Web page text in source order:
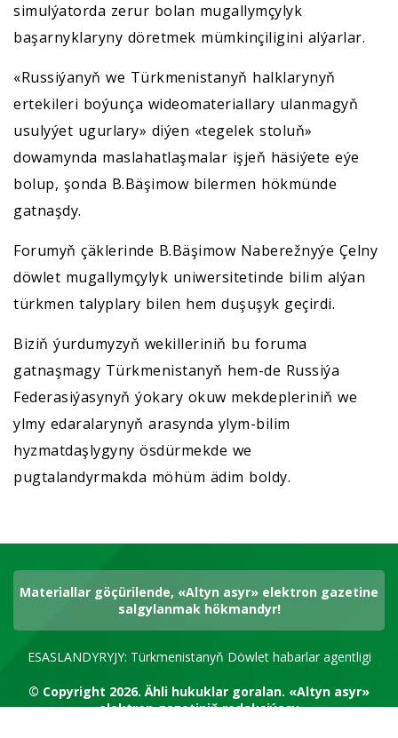
simulýatorda zerur bolan mugallymçylyk
başarnyklaryny döretmek mümkinçiligini alýarlar.
«Russiýanyň we Türkmenistanyň halklarynyň
ertekileri boýunça wideomateriallary ulanmagyň
usulyýet ugurlary» diýen «tegelek stoluň»
dowamynda maslahatlaşmalar işjeň häsiýete eýe
bolup, şonda B.Bäşimow bilermen hökmünde
gatnaşdy.
Forumyň çäklerinde B.Bäşimow Naberežnyýe Çelny
döwlet mugallymçylyk uniwersitetinde bilim alýan
türkmen talyplary bilen hem duşuşyk geçirdi.
Biziň ýurdumyzyň wekilleriniň bu foruma
gatnaşmagy Türkmenistanyň hem-de Russiýa
Federasiýasynyň ýokary okuw mekdepleriniň we
ylmy edaralarynyň arasynda ylym-bilim
hyzmatdaşlygyny ösdürmekde we
pugtalandyrmakda möhüm ädim boldy.
Materiallar göçürilende, «Altyn asyr» elektron gazetine
salgylanmak hökmandyr!
ESASLANDYRYJY: Türkmenistanyň Döwlet habarlar agentligi
© Copyright 2026.Ähli hukuklar goralan. «Altyn asyr»
elektron gazetiniň redaksiýasy